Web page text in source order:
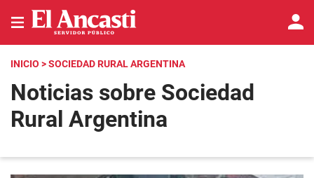
INICIO > SOCIEDAD RURAL ARGENTINA
Noticias sobre Sociedad
Rural Argentina